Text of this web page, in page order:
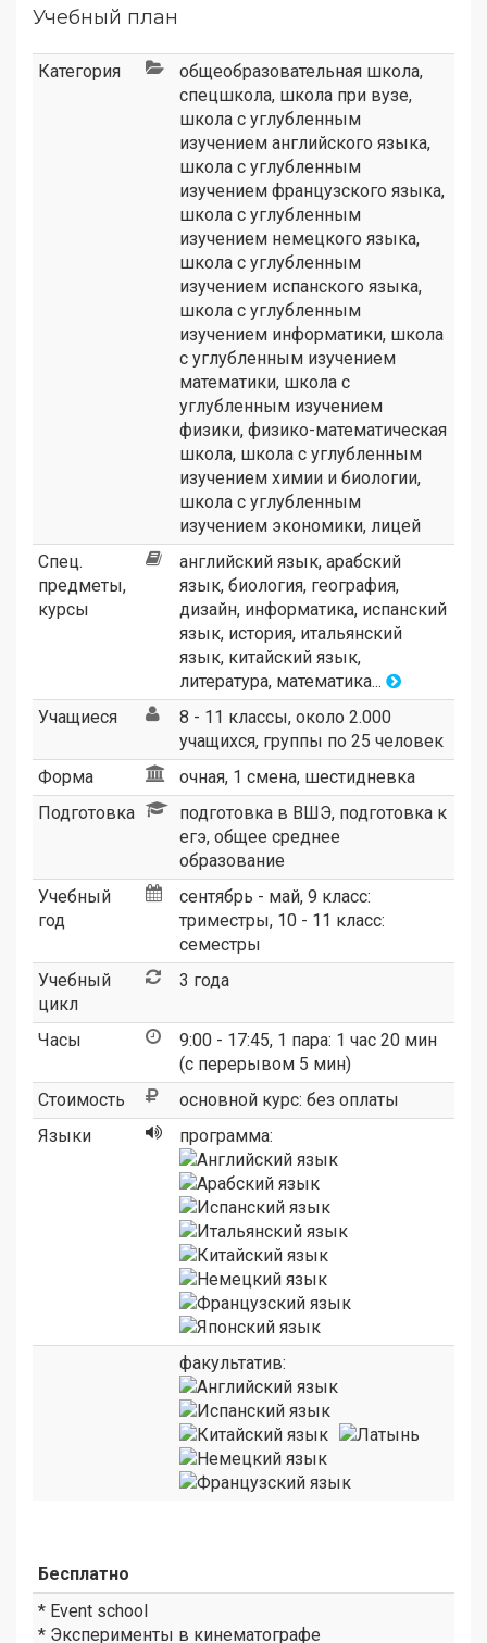
Учебный план
Категория общеобразовательная школа,
спецшкола, школа при вузе,
школа с углубленным
изучением английского языка,
школа с углубленным
изучением французского языка,
школа с углубленным
изучением немецкого языка,
школа с углубленным
изучением испанского языка,
школа с углубленным
изучением информатики, школа
с углубленным изучением
математики, школа с
углубленным изучением
физики, физико-математическая
школа, школа с углубленным
изучением химии и биологии,
школа с углубленным
изучением экономики, лицей
Спец.
предметы,
курсы
английский язык, арабский
язык, биология, география,
дизайн, информатика, испанский
язык, история, итальянский
язык, китайский язык,
литература, математика...
Учащиеся
8 - 11 классы, около 2.000
учащихся, группы по 25 человек
Форма
очная, 1 смена, шестидневка
Подготовка
подготовка в ВШЭ, подготовка к
егэ, общее среднее
образование
Учебный
год
сентябрь - май, 9 класс:
триместры, 10 - 11 класс:
семестры
Учебный
цикл
3 года
Часы
9:00 - 17:45, 1 пара: 1 час 20 мин
(с перерывом 5 мин)
Стоимость
основной курс: без оплаты
Языки
программа:
факультатив:
Бесплатно
* Event school
* Эксперименты в кинематографе